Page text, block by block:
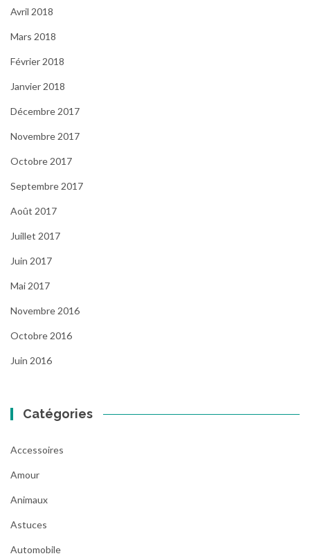
Avril 2018
Mars 2018
Février 2018
Janvier 2018
Décembre 2017
Novembre 2017
Octobre 2017
Septembre 2017
Août 2017
Juillet 2017
Juin 2017
Mai 2017
Novembre 2016
Octobre 2016
Juin 2016
Catégories
Accessoires
Amour
Animaux
Astuces
Automobile